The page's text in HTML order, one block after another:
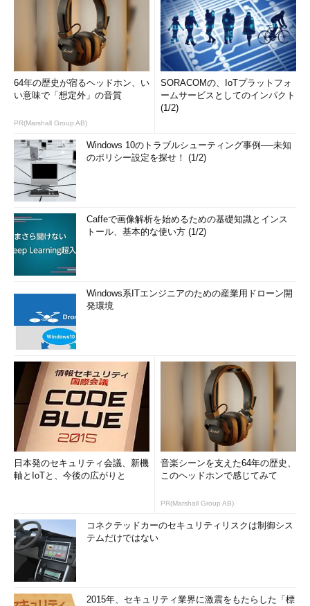
64年の歴史が宿るヘッドホン、い
い意味で「想定外」の音質
PR(Marshall Group AB)
SORACOMの、IoTプラットフォ
ームサービスとしてのインパクト
(1/2)
Windows 10のトラブルシューティング事例──未知
のポリシー設定を探せ！ (1/2)
Caffeで画像解析を始めるための基礎知識とインス
トール、基本的な使い方 (1/2)
Windows系ITエンジニアのための産業用ドローン開
発環境
日本発のセキュリティ会議、新機
軸とIoTと、今後の広がりと
音楽シーンを支えた64年の歴史、
このヘッドホンで感じてみて
PR(Marshall Group AB)
コネクテッドカーのセキュリティリスクは制御シス
テムだけではない
2015年、セキュリティ業界に激震をもたらした「標